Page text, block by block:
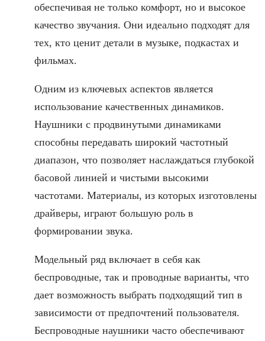
обеспечивая не только комфорт, но и высокое
качество звучания. Они идеально подходят для
тех, кто ценит детали в музыке, подкастах и
фильмах.
Одним из ключевых аспектов является
использование качественных динамиков.
Наушники с продвинутыми динамиками
способны передавать широкий частотный
диапазон, что позволяет наслаждаться глубокой
басовой линией и чистыми высокими
частотами. Материалы, из которых изготовлены
драйверы, играют большую роль в
формировании звука.
Модельный ряд включает в себя как
беспроводные, так и проводные варианты, что
дает возможность выбрать подходящий тип в
зависимости от предпочтений пользователя.
Беспроводные наушники часто обеспечивают